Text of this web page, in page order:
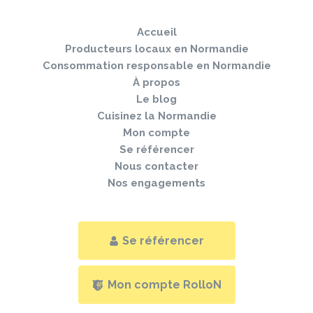
Accueil
Producteurs locaux en Normandie
Consommation responsable en Normandie
À propos
Le blog
Cuisinez la Normandie
Mon compte
Se référencer
Nous contacter
Nos engagements
Se référencer
Mon compte RolloN